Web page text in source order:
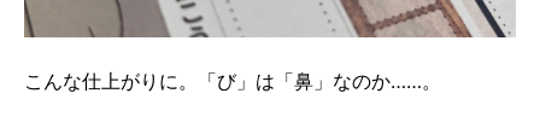
こんな仕上がりに。「び」は「鼻」なのか……。